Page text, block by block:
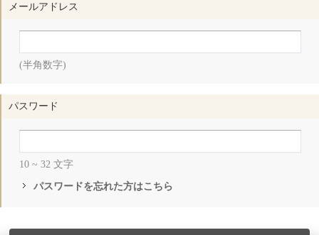
メールアドレス
(半角数字)
パスワード
10 ~ 32 文字
パスワードを忘れた方はこちら